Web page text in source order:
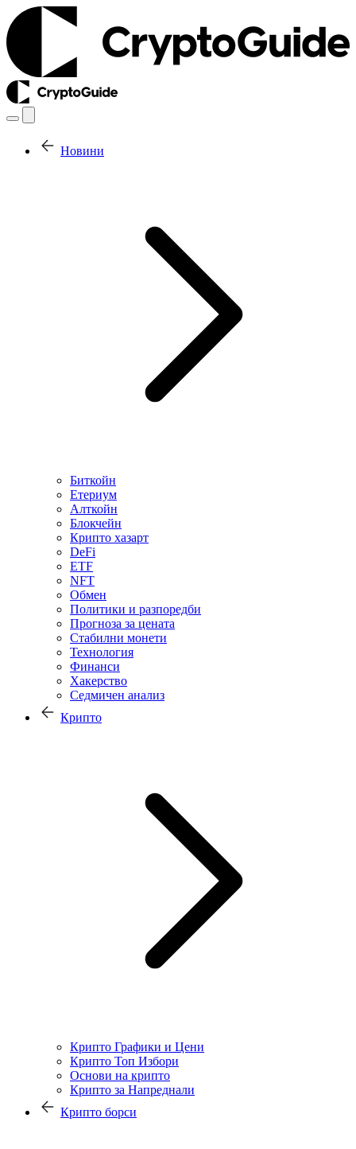
Новини
Биткойн
Етериум
Алткойн
Блокчейн
Крипто хазарт
DeFi
ETF
NFT
Обмен
Политики и разпоредби
Прогноза за цената
Стабилни монети
Технология
Финанси
Хакерство
Седмичен анализ
Крипто
Крипто Графики и Цени
Крипто Топ Избори
Основи на крипто
Крипто за Напреднали
Крипто борси